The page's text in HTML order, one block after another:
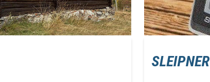
SLEIPNER